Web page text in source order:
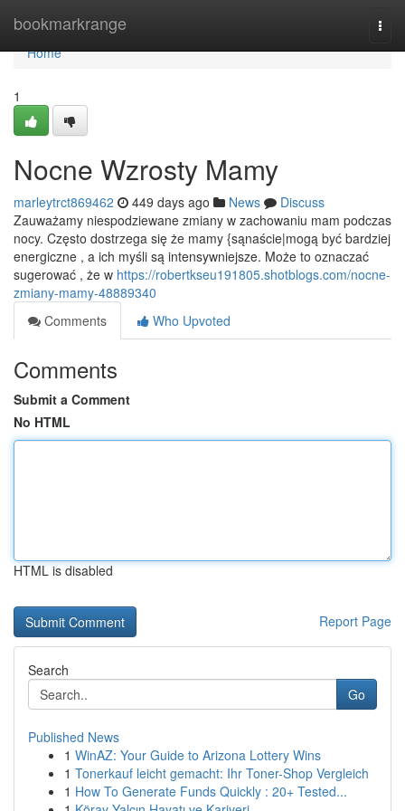
bookmarkrange
Home
Home
1
Nocne Wzrosty Mamy
marleytrct869462 449 days ago News
Discuss
Zauważamy niespodziewane zmiany w zachowaniu mam podczas
nocy. Często dostrzega się że mamy {sąnaście|mogą być bardziej
energiczne , a ich myśli są intensywniejsze. Może to oznaczać
sugerować , że w https://robertkseu191805.shotblogs.com/nocne-
zmiany-mamy-48889340
Comments
Who Upvoted
Comments
Submit a Comment
No HTML
HTML is disabled
Report Page
Search
Go
Published News
1 WinAZ: Your Guide to Arizona Lottery Wins
1 Tonerkauf leicht gemacht: Ihr Toner-Shop Vergleich
1 How To Generate Funds Quickly : 20+ Tested...